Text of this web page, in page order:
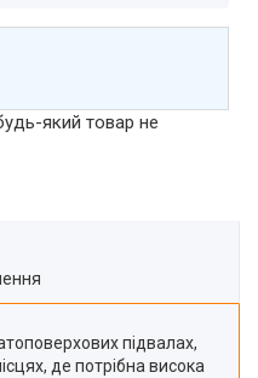
який товар не
підвалах,
де потрібна висока